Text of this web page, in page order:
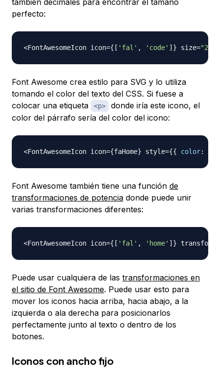
perfecto:
<FontAwesomeIcon icon={ [ 'fal' , 'code' ] } size=
Font Awesome crea estilo para SVG y lo utiliza
tomando el color del texto del CSS. Si fuese a
colocar una etiqueta
<p>
donde iría este icono, el
color del párrafo sería del color del icono:
<FontAwesomeIcon icon={faHome} style={{ color:
Font Awesome también tiene una función de
transformaciones de potencia donde puede unir
varias transformaciones diferentes:
<FontAwesomeIcon icon={ [ 'fal' , 'home' ] } transform
Puede usar cualquiera de las transformaciones en
el sitio de Font Awesome. Puede usar esto para
mover los iconos hacia arriba, hacia abajo, a la
izquierda o ala derecha para posicionarlos
perfectamente junto al texto o dentro de los
botones.
Iconos con ancho fijo